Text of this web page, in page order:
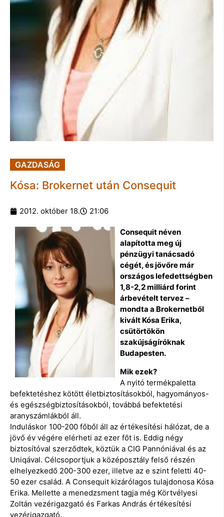
GAZDASÁG
Kósa: Brokernet után Consequit
2012. október 18. 21:06
Consequit néven
alapította meg új
pénzügyi tanácsadó
cégét, és jövőre már
országos lefedettségben
1,8-2,2 milliárd forint
árbevételt tervez –
mondta a Brokernetből
kivált Kósa Erika,
csütörtökön
szakújságíróknak
Budapesten.
Mik ezek?
A nyitó termékpaletta
befektetéshez kötött életbiztosításokból, hagyományos-
és egészségbiztosításokból, továbbá befektetési
aranyszámlákból áll.
Induláskor 100-200 főből áll az értékesítési hálózat, de a
jövő év végére elérheti az ezer főt is. Eddig négy
biztosítóval szerződtek, köztük a CIG Pannóniával és az
Uniqával. Célcsoportjuk a középosztály felső részén
elhelyezkedő 200-300 ezer, illetve az e szint feletti 40-
50 ezer család. A Consequit kizárólagos tulajdonosa Kósa
Erika. Mellette a menedzsment tagja még Körtvélyesi
Zoltán vezérigazgató és Farkas András értékesítési
vezérigazgató.